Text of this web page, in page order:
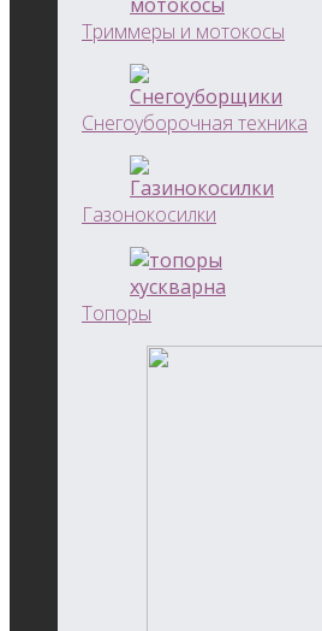
Триммеры и мотокосы
Снегоуборочная техника
Газонокосилки
Топоры